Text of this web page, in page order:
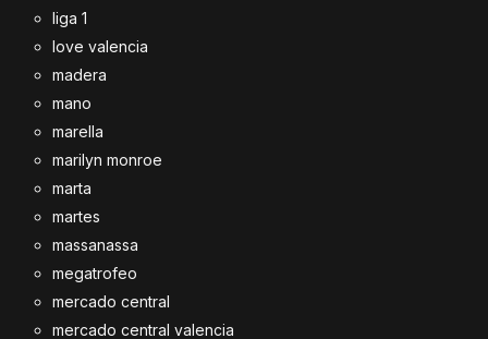
liga 1
love valencia
madera
mano
marella
marilyn monroe
marta
martes
massanassa
megatrofeo
mercado central
mercado central valencia